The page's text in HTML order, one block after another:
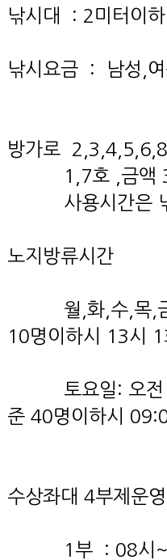
낚시대 : 2미터이
낚시요금 : 남성,
방가로
1,7호 ,금액
사용시간은 낚
노지방류시간
월,화,수,목,금,
10명이하시 13시
토요일: 오전
준 40명이하시
수상좌대 4부제운
1부 : 08시~11